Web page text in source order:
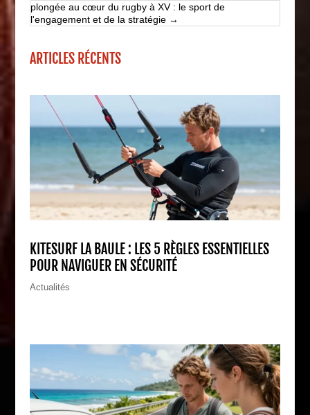
plongée au cœur du rugby à XV : le sport de
l'engagement et de la stratégie→
ARTICLES RÉCENTS
KITESURF LA BAULE : LES 5 RÈGLES ESSENTIELLES
POUR NAVIGUER EN SÉCURITÉ
Actualités